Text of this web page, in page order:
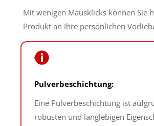
Mit wenigen Mausklicks können Sie
Produkt an Ihre persönlichen
Pulverbeschichtung:
Eine Pulverbeschichtung ist
robusten und langlebigen